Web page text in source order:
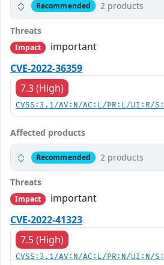
Recommended 2 products
Threats
Impact
important
CVE-2022-36359
7.3 (High)
CVSS:3.1/AV:N/AC:L/PR:L/UI:R/
Affected products
Recommended 2 products
Threats
Impact
important
CVE-2022-41323
7.5 (High)
CVSS:3.1/AV:N/AC:L/PR:N/UI:N/